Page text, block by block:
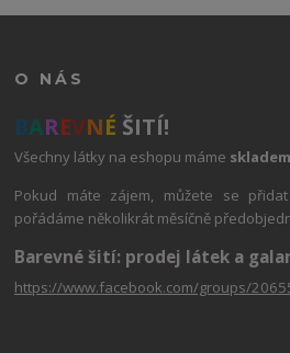
O NÁS
BAREVNÉ ŠITÍ!
Všechny látky na eshopu máme skladem
Pokud máte zájem, můžete se
pořádáme několikrát měsíčně
Barevné šití: prodej látek a
https://www.facebook.com/groups/